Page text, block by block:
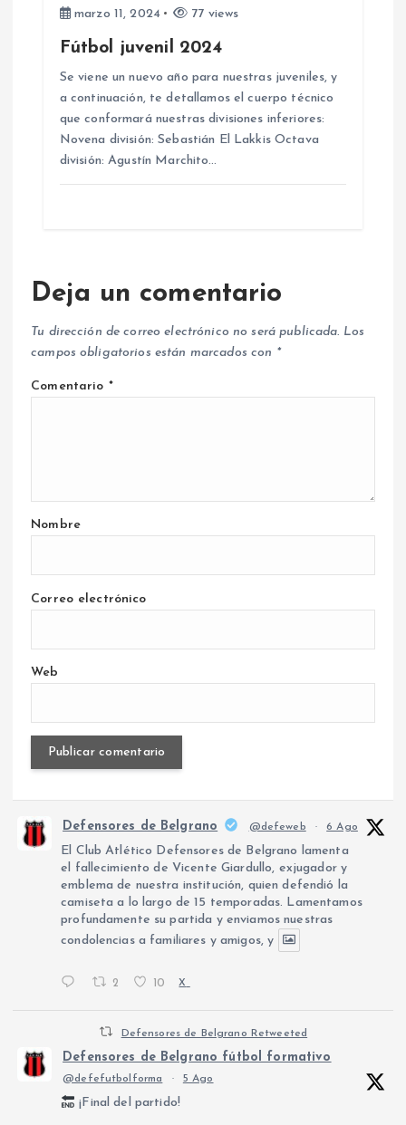
marzo 11, 2024 77 views
Fútbol juvenil 2024
Se viene un nuevo año para nuestras juveniles, y
a continuación, te detallamos el cuerpo técnico
que conformará nuestras divisiones inferiores:
Novena división: Sebastián El Lakkis Octava
división: Agustín Marchito…
Deja un comentario
Tu dirección de correo electrónico no será publicada. Los
campos obligatorios están marcados con *
Comentario *
Nombre
Correo electrónico
Web
Defensores de Belgrano @defeweb · 6 Ago
El Club Atlético Defensores de Belgrano lamenta
el fallecimiento de Vicente Giardullo, exjugador y
emblema de nuestra institución, quien defendió la
camiseta a lo largo de 15 temporadas. Lamentamos
profundamente su partida y enviamos nuestras
condolencias a familiares y amigos, y
2 10 X
Defensores de Belgrano Retweeted
Defensores de Belgrano fútbol formativo
@defefutbolforma · 5 Ago
¡Final del partido!